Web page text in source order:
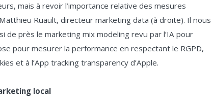
mais à revoir l’importance relative des mesures
Ruault, directeur marketing data (à droite). Il nous
de près le marketing mix modeling revu par l’IA pour
pour mesurer la performance en respectant le RGPD,
et à l’App tracking transparency d’Apple.
local